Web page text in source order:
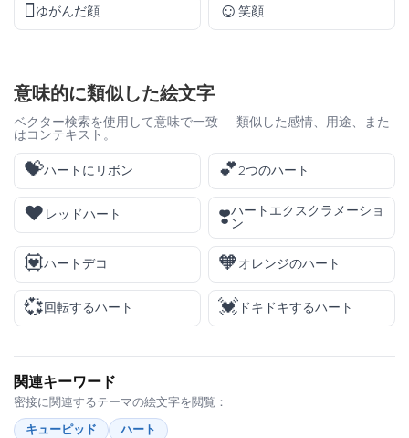
🫪ゆがんだ顔 ☺️ 笑顔
意味的に類似した絵文字
ベクター検索を使用して意味で一致 — 類似した感情、用途、また
はコンテキスト。
💝ハートにリボン 💕2つのハート
❤️ レッドハート ❣️ハートエクスクラメーショ
ン
💟ハートデコ 🧡オレンジのハート
💞回転するハート 💓 ドキドキするハート
関連キーワード
密接に関連するテーマの絵文字を閲覧：
キューピッド
ハート